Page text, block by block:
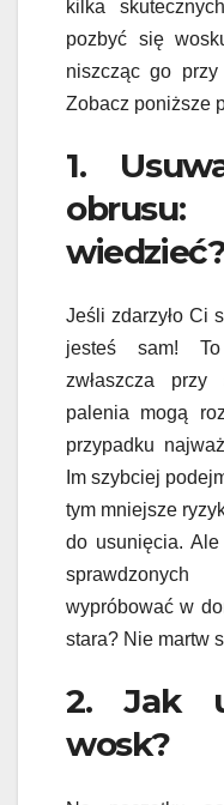
kilka
pozbyć się
niszcząc go
Zobacz poniższe
1.
Jeśli zdarzyło Ci
jesteś sam!
zwłaszcza
palenia mogą
przypadku
Im szybciej
tym mniejsze
do usunięcia.
wypróbować w
stara? Nie martw
2. Jak
wosk?